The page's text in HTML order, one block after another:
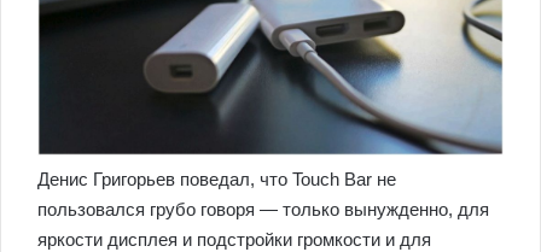
Денис Григорьев поведал, что Touch Bar не
пользовался грубо говоря — только вынужденно, для
яркости дисплея и подстройки громкости и для